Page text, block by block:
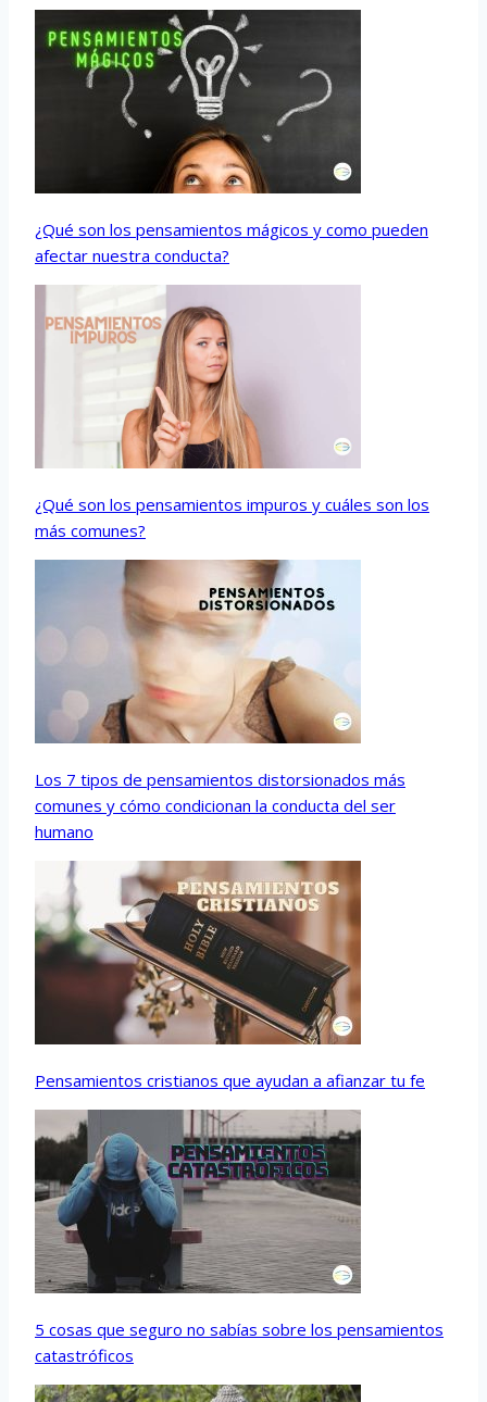
¿Qué son los pensamientos mágicos y como pueden
afectar nuestra conducta?
¿Qué son los pensamientos impuros y cuáles son los
más comunes?
Los 7 tipos de pensamientos distorsionados más
comunes y cómo condicionan la conducta del ser
humano
Pensamientos cristianos que ayudan a afianzar tu fe
5 cosas que seguro no sabías sobre los pensamientos
catastróficos